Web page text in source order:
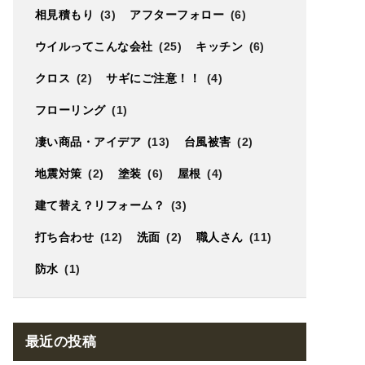
相見積もり (3) アフターフォロー (6)
ウイルってこんな会社 (25) キッチン (6)
クロス (2) サギにご注意！！ (4)
フローリング (1)
凄い商品・アイデア (13) 台風被害 (2)
地震対策 (2) 塗装 (6) 屋根 (4)
建て替え？リフォーム？ (3)
打ち合わせ (12) 洗面 (2) 職人さん (11)
防水 (1)
最近の投稿